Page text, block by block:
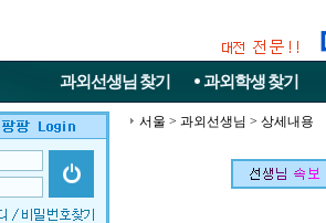
과외선생님 찾기 과외학생찾기
서울 > 과외선생님 > 상세내용